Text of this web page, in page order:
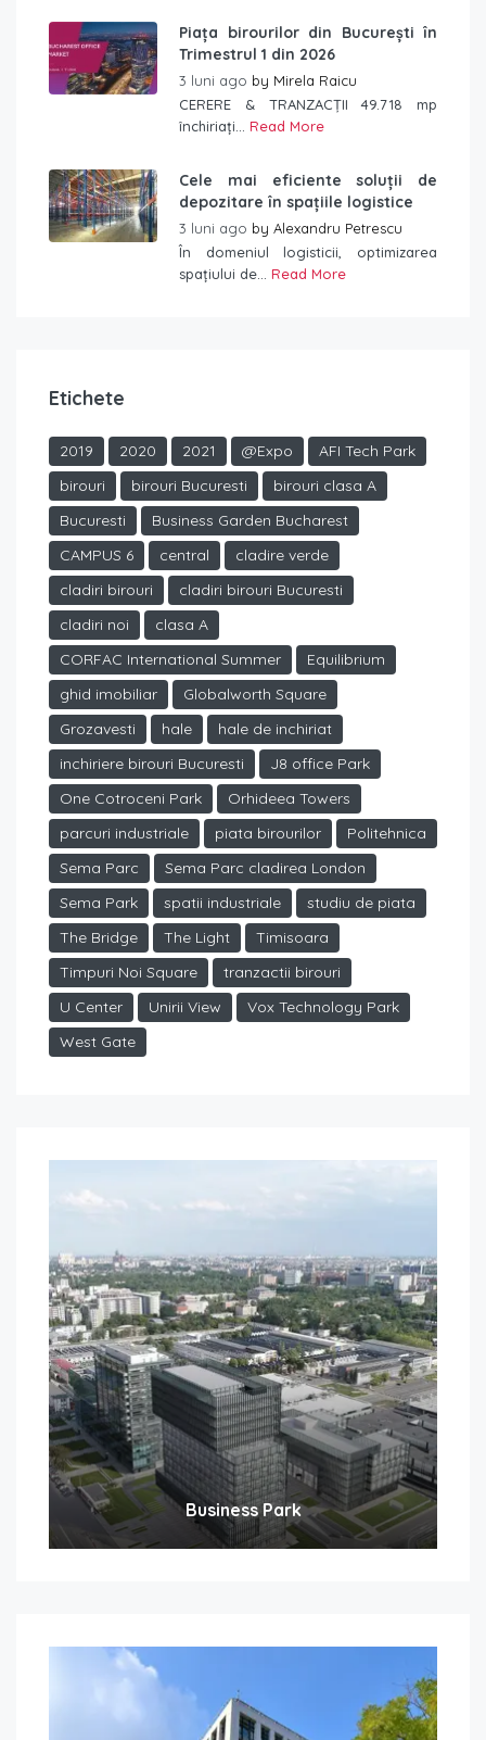
Piața birourilor din București în
Trimestrul 1 din 2026
3 luni ago by Mirela Raicu
CERERE & TRANZACȚII 49.718 mp
închiriați... Read More
Cele mai eficiente soluții de
depozitare în spațiile logistice
3 luni ago by Alexandru Petrescu
În domeniul logisticii, optimizarea
spațiului de... Read More
Etichete
2019 2020 2021 @Expo
AFI Tech Park
birouri
birouri Bucuresti
birouri clasa A
Bucuresti
Business Garden Bucharest
CAMPUS 6
central
cladire verde
cladiri birouri
cladiri birouri Bucuresti
cladiri noi
clasa A
CORFAC International Summer
Equilibrium
ghid imobiliar
Globalworth Square
Grozavesti
hale
hale de inchiriat
inchiriere birouri Bucuresti
J8 office Park
One Cotroceni Park
Orhideea Towers
parcuri industriale
piata birourilor
Politehnica
Sema Parc
Sema Parc cladirea London
Sema Park
spatii industriale
studiu de piata
The Bridge
The Light
Timisoara
Timpuri Noi Square
tranzactii birouri
U Center
Unirii View
Vox Technology Park
West Gate
Business Park